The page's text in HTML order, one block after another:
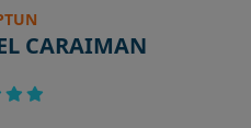
CARAIMAN